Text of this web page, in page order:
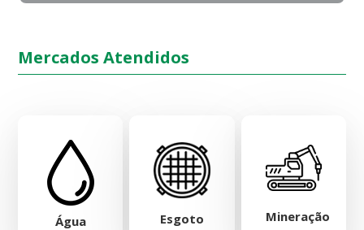
Mercados Atendidos
Água Esgoto Mineração